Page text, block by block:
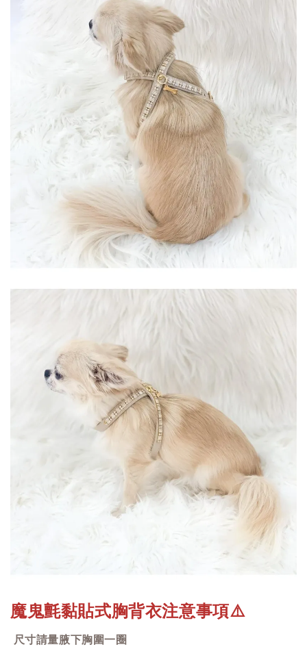
魔鬼氈黏貼式胸背衣注意事項⚠️
尺寸請量腋下胸圍一圈